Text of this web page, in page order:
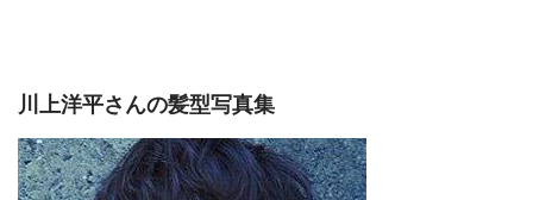
川上洋平さんの髪型写真集